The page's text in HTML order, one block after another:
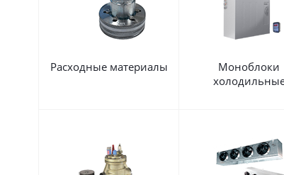
Расходные материалы
Моноблоки